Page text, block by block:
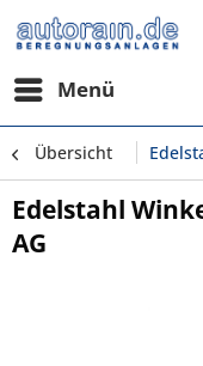
Menü
Übersicht
Edelstahl
AG